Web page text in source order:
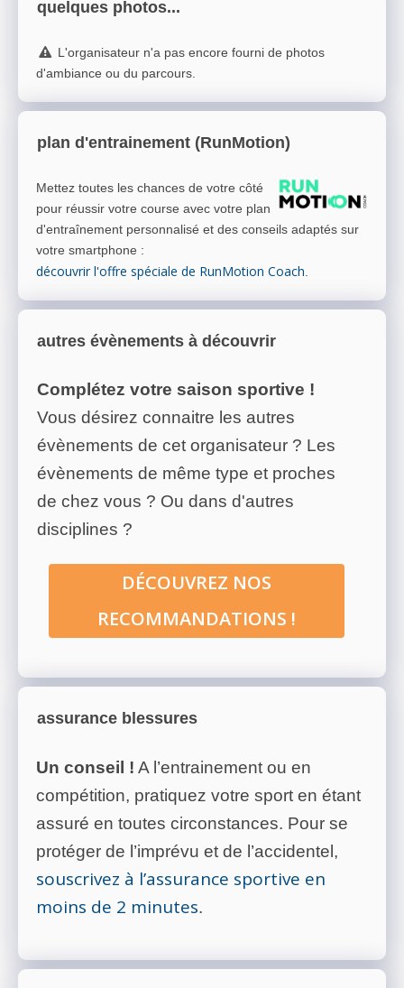
quelques photos...
L'organisateur n'a pas encore fourni de photos
d'ambiance ou du parcours.
plan d'entrainement (RunMotion)
Mettez toutes les chances de votre côté
pour réussir votre course avec votre plan
d'entraînement personnalisé et des conseils adaptés sur
votre smartphone :
découvrir l'offre spéciale de RunMotion Coach.
autres évènements à découvrir
Complétez votre saison sportive !
Vous désirez connaitre les autres
évènements de cet organisateur ? Les
évènements de même type et proches
de chez vous ? Ou dans d'autres
disciplines ?
DÉCOUVREZ NOS
RECOMMANDATIONS !
assurance blessures
Un conseil ! A l’entrainement ou en
compétition, pratiquez votre sport en étant
assuré en toutes circonstances. Pour se
protéger de l’imprévu et de l’accidentel,
souscrivez à l’assurance sportive en
moins de 2 minutes.